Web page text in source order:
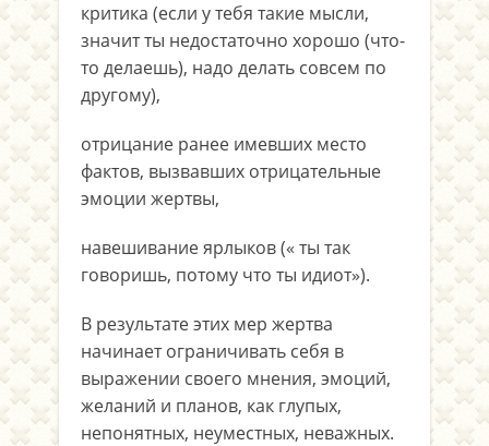
критика (если у тебя такие мысли,
значит ты недостаточно хорошо (что-
то делаешь), надо делать совсем по
другому),
отрицание ранее имевших место
фактов, вызвавших отрицательные
эмоции жертвы,
навешивание ярлыков (« ты так
говоришь, потому что ты идиот»).
В результате этих мер жертва
начинает ограничивать себя в
выражении своего мнения, эмоций,
желаний и планов, как глупых,
непонятных, неуместных, неважных.